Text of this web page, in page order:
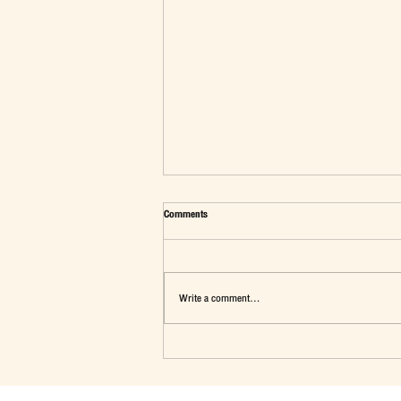
มุมมองต่อประเด็น"นักเรียนทุนรัฐบาลไทย"
Comments
Write a comment...